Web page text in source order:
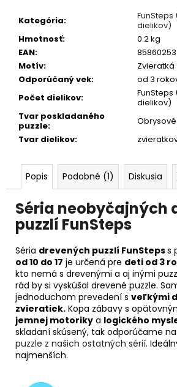
Kategória:
FunSteps
dielikov)
Hmotnosť:
0.2 kg
EAN:
Motív:
Odporúčaný vek:
od 3
Počet dielikov:
FunSteps
dielikov)
Tvar poskladaného
puzzle:
Tvar dielikov:
Popis Podobné (1) Diskusia
Séria neobyčajných
puzzlí FunSteps
Séria drevených puzzlí FunStepss
od 10 do 17 je určená pre deti od 3
kto nemá s drevenými a aj inými
rád by si vyskúšal drevené puzzle.
jednoduchom prevedení s veľkými
zvieratiek. Kopa zábavy s
jemnej motoriky a logického
skladaní skúsený, tak odporúčame
puzzle z našich ostatných sérií.
najmenších.